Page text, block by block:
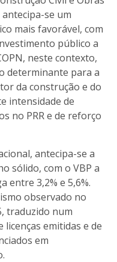
antecipa-se um
mais favorável, com
público a
neste contexto,
determinante para a
da construção e do
intensidade de
no PRR e de reforço
antecipa-se a
sólido, com o VBP a
entre 3,2% e 5,6%.
observado no
traduzido num
emitidas e de
em